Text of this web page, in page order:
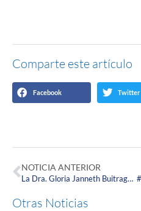
Comparte este artículo
Facebook Twitter
NOTICIA ANTERIOR
La Dra. Gloria Janneth Buitrago, egresada de la Escuela de Medicina compartió su trayectoria internacional con estudiantes Corpistas
Otras Noticias